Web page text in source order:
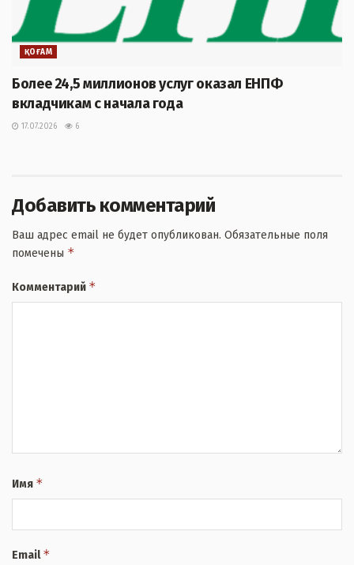
ҚОҒАМ
Более 24,5 миллионов услуг оказал ЕНПФ
вкладчикам с начала года
17.07.2026 6
Добавить комментарий
Ваш адрес email не будет опубликован. Обязательные поля
помечены *
Комментарий *
Имя *
Email*